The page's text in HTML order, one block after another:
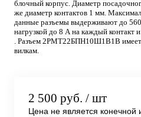
блочный корпус. Диаметр
же диаметр контактов 1 мм.
данные разъемы выдерживают до
нагрузкой до 8 А на каждый контакт
. Разъем 2РМТ22БПН10Ш1В1В имеет
вилкам.
2 500 руб. / шт
Цена не является конечной